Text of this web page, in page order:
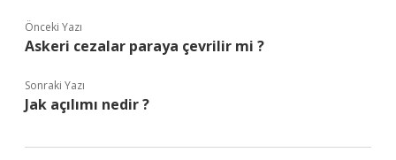
Önceki Yazı
Askeri cezalar paraya çevrilir mi ?
Sonraki Yazı
Jak açılımı nedir ?